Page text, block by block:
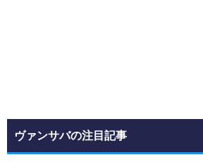
ヴァンサバの注目記事